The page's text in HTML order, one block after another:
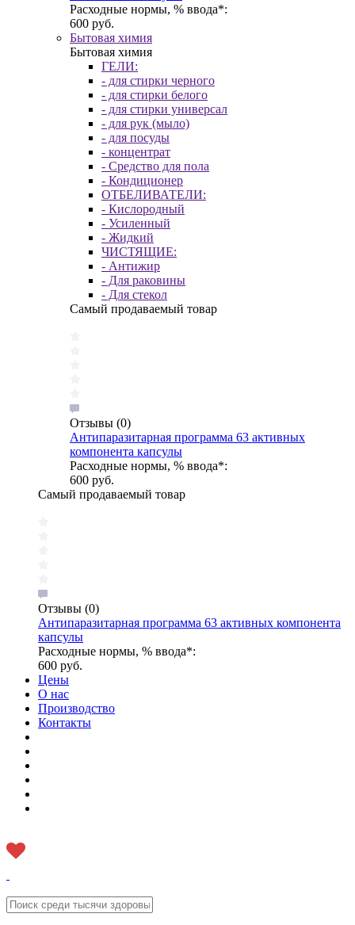
Расходные нормы, % ввода*:
600 руб.
Бытовая химия
Бытовая химия
ГЕЛИ:
- для стирки черного
- для стирки белого
- для стирки универсал
- для рук (мыло)
- для посуды
- концентрат
- Средство для пола
- Кондиционер
ОТБЕЛИВАТЕЛИ:
- Кислородный
- Усиленный
- Жидкий
ЧИСТЯЩИЕ:
- Антижир
- Для раковины
- Для стекол
Самый продаваемый товар
Отзывы (0)
Антипаразитарная программа 63 активных
компонента капсулы
Расходные нормы, % ввода*:
600 руб.
Самый продаваемый товар
Отзывы (0)
Антипаразитарная программа 63 активных компонента
капсулы
Расходные нормы, % ввода*:
600 руб.
Цены
О нас
Производство
Контакты